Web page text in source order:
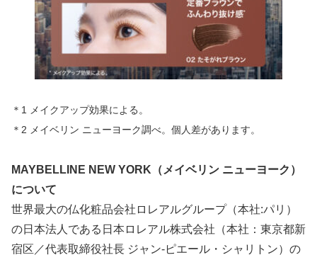
＊1 メイクアップ効果による。
＊2 メイベリン ニューヨーク調べ。個人差があります。
MAYBELLINE NEW YORK（メイベリン ニューヨーク）
について
世界最大の仏化粧品会社ロレアルグループ（本社:パリ）
の日本法人である日本ロレアル株式会社（本社：東京都新
宿区／代表取締役社長 ジャン-ピエール・シャリトン）の